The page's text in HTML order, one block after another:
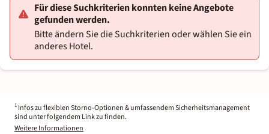
Für diese Suchkriterien konnten keine Angebote
gefunden werden.
Bitte ändern Sie die Suchkriterien oder wählen Sie ein
anderes Hotel.
1 Infos zu flexiblen Storno-Optionen & umfassendem Sicherheitsmanagement
sind unter folgendem Link zu finden.
Weitere Informationen